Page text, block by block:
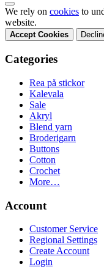
We rely on cookies to
website.
Accept Cookies
Categories
Rea på stickor
Kalevala
Sale
Akryl
Blend yarn
Broderigarn
Buttons
Cotton
Crochet
More…
Account
Customer Service
Regional Settings
Create Account
Login